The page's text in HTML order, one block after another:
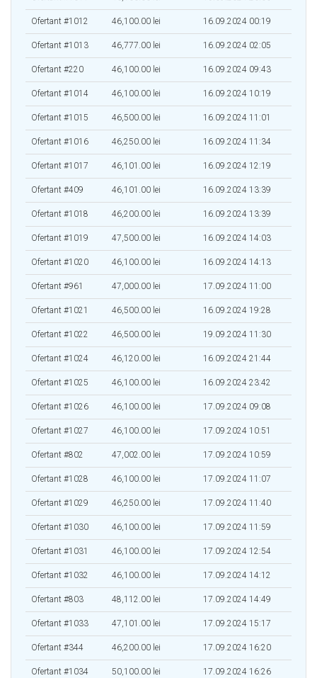
Ofertant #1012 46,100.00 lei 16.09.2024 00:19
Ofertant #1013 46,777.00 lei 16.09.2024 02:05
Ofertant #220 46,100.00 lei 16.09.2024 09:43
Ofertant #1014 46,100.00 lei 16.09.2024 10:19
Ofertant #1015 46,500.00 lei 16.09.2024 11:01
Ofertant #1016 46,250.00 lei 16.09.2024 11:34
Ofertant #1017 46,101.00 lei 16.09.2024 12:19
Ofertant #409 46,101.00 lei 16.09.2024 13:39
Ofertant #1018 46,200.00 lei 16.09.2024 13:39
Ofertant #1019 47,500.00 lei 16.09.2024 14:03
Ofertant #1020 46,100.00 lei 16.09.2024 14:13
Ofertant #961 47,000.00 lei 17.09.2024 11:00
Ofertant #1021 46,500.00 lei 16.09.2024 19:28
Ofertant #1022 46,500.00 lei 19.09.2024 11:30
Ofertant #1024 46,120.00 lei 16.09.2024 21:44
Ofertant #1025 46,100.00 lei 16.09.2024 23:42
Ofertant #1026 46,100.00 lei 17.09.2024 09:08
Ofertant #1027 46,100.00 lei 17.09.2024 10:51
Ofertant #802 47,002.00 lei 17.09.2024 10:59
Ofertant #1028 46,100.00 lei 17.09.2024 11:07
Ofertant #1029 46,250.00 lei 17.09.2024 11:40
Ofertant #1030 46,100.00 lei 17.09.2024 11:59
Ofertant #1031 46,100.00 lei 17.09.2024 12:54
Ofertant #1032 46,100.00 lei 17.09.2024 14:12
Ofertant #803 48,112.00 lei 17.09.2024 14:49
Ofertant #1033 47,101.00 lei 17.09.2024 15:17
Ofertant #344 46,200.00 lei 17.09.2024 16:20
Ofertant #1034 50,100.00 lei 17.09.2024 16:26